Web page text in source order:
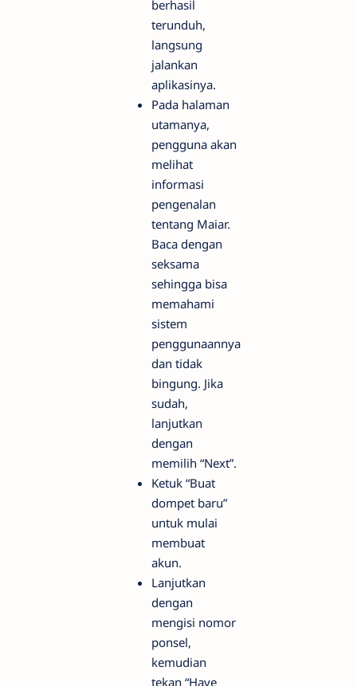
berhasil
terunduh,
langsung
jalankan
aplikasinya.
Pada halaman
utamanya,
pengguna akan
melihat
informasi
pengenalan
tentang Maiar.
Baca dengan
seksama
sehingga bisa
memahami
sistem
penggunaannya
dan tidak
bingung. Jika
sudah,
lanjutkan
dengan
memilih “Next”.
Ketuk “Buat
dompet baru”
untuk mulai
membuat
akun.
Lanjutkan
dengan
mengisi nomor
ponsel,
kemudian
tekan “Have